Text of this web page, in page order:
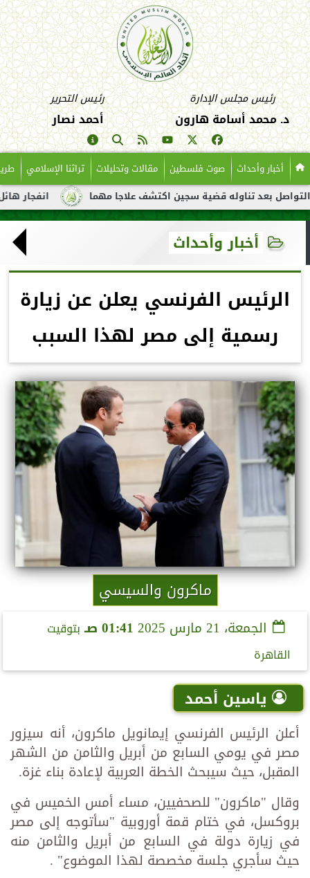
رئيس مجلس الإدارة
د. محمد أسامة هارون
رئيس التحرير
أحمد نصار
أخبار وأحداث صوت فلسطين مقالات وتحليلات تراثنا الإسلامي
انفجار هائل لناقلة تناوله قضية سجين اكتشف علاجا مهما
أخبار وأحداث
الرئيس الفرنسي يعلن عن زيارة
رسمية إلى مصر لهذا السبب
ماكرون والسيسي
الجمعة، 21 مارس 2025 01:41 صـ
بتوقيت
القاهرة
ياسين أحمد
أعلن الرئيس الفرنسي إيمانويل ماكرون، أنه سيزور
مصر في يومي السابع من أبريل والثامن من الشهر
المقبل، حيث سيبحث الخطة العربية لإعادة بناء غزة.
وقال "ماكرون" للصحفيين، مساء أمس الخميس في
بروكسل، في ختام قمة أوروبية "سأتوجه إلى مصر
في زيارة دولة في السابع من أبريل والثامن منه
حيث سأجري جلسة مخصصة لهذا الموضوع" .